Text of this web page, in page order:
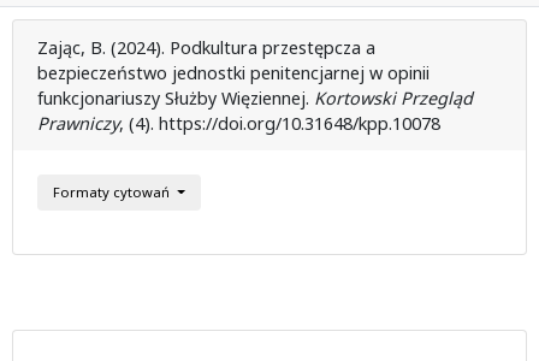
Zając, B. (2024). Podkultura przestępcza a
bezpieczeństwo jednostki penitencjarnej w opinii
funkcjonariuszy Służby Więziennej. Kortowski Przegląd
Prawniczy, (4). https://doi.org/10.31648/kpp.10078
Formaty cytowań